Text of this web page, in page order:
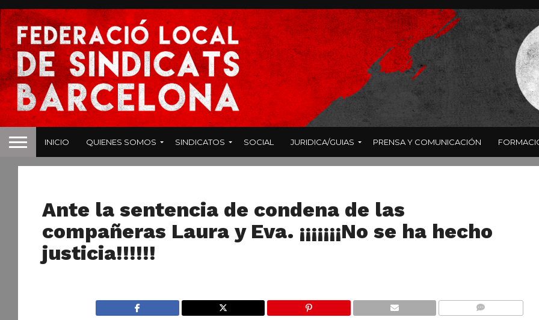
INICIO QUIENES SOMOS SINDICATOS SOCIAL JURIDICA/GUIAS PRENSA Y COMUNICACIÓN
Ante la sentencia de condena de las
compañeras Laura y Eva. ¡¡¡¡¡¡¡No se ha hecho
justicia!!!!!!